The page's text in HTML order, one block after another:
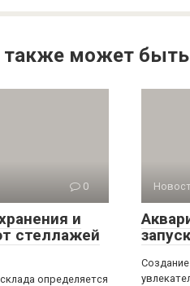
может быть
0
и
стеллажей
определяется